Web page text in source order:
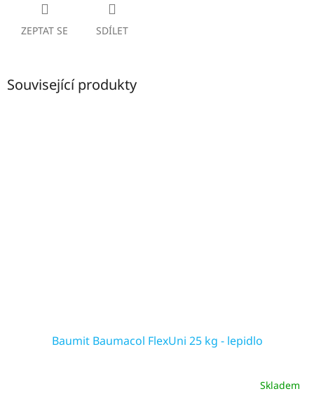
ZEPTAT SE SDÍLET
Související produkty
Baumit Baumacol FlexUni 25 kg - lepidlo
Skladem